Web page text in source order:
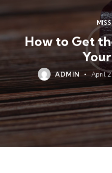
How to Get
ADMIN April